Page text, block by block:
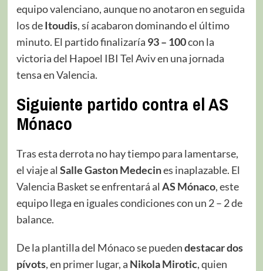
equipo valenciano, aunque no anotaron en seguida
los deItoudis, sí acabaron dominando el último
minuto. El partido finalizaría 93 – 100con la
victoria del Hapoel IBI Tel Aviv en una jornada
tensa en Valencia.
Siguiente partido contra el AS
Mónaco
Tras esta derrota no hay tiempo para lamentarse,
el viaje al Salle Gaston Medecines inaplazable. El
Valencia Basket se enfrentará al AS Mónaco, este
equipo llega en iguales condiciones con un 2 – 2 de
balance.
De la plantilla del Mónaco se puedendestacar dos
pívots, en primer lugar, a Nikola Mirotic, quien